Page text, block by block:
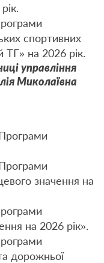
спортивних
ТГ» на 2026 рік.
управління
Миколаївна
значення на
на 2026 рік».
дорожньої